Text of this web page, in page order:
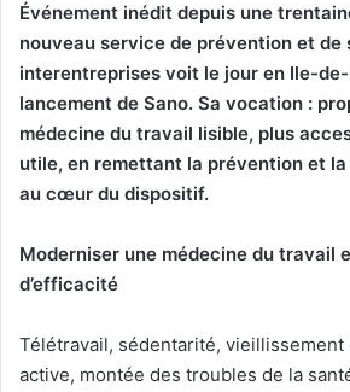
Événement inédit depuis une
nouveau service de prévention et de
interentreprises voit le jour en Ile-
lancement de Sano. Sa vocation :
médecine du travail lisible, plus
utile, en remettant la prévention et
au cœur du dispositif.
Moderniser une médecine du travail
d’efficacité
Télétravail, sédentarité, vieillissement
active, montée des troubles de la